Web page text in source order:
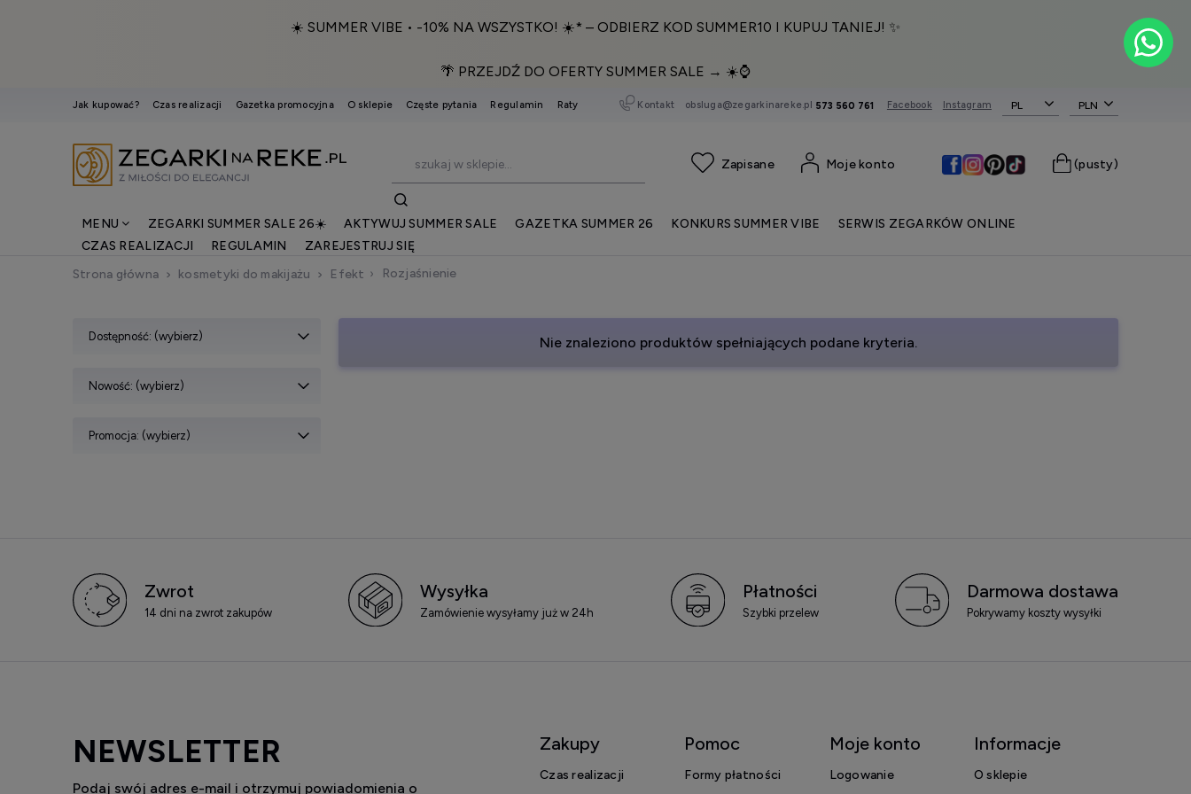
☀️ SUMMER VIBE • -10% NA WSZYSTKO! ☀️* – ODBIERZ KOD SUMMER10 I KUPUJ TANIEJ! ✨
🌴 PRZEJDŹ DO OFERTY SUMMER SALE → ☀️⌚️
Jak kupować? Czas realizacji Gazetka promocyjna O sklepie Częste pytania Regulamin Raty Kontakt obsluga@zegarkinareke.pl 573 560 761 Facebook Instagram PL
(pusty)
Moje konto
MENU ZEGARKI SUMMER SALE 26☀️ AKTYWUJ SUMMER SALE GAZETKA SUMMER 26 KONKURS SUMMER VIBE
SERWIS ZEGARKÓW ONLINE
CZAS REALIZACJI
REGULAMIN
ZAREJESTRUJ SIĘ
Strona główna
kosmetyki do makijażu Efekt Rozjaśnienie
Dostępność: (wybierz)
Nowość: (wybierz)
Promocja: (wybierz)
Nie znaleziono produktów spełniających podane kryteria.
Zwrot
14 dni na zwrot zakupów
Wysyłka
Zamówienie wysyłamy już w 24h
Płatności
Szybki przelew
Darmowa dostawa
Pokrywamy koszty wysyłki
NEWSLETTER
Podaj swój adres e-mail i otrzymuj powiadomienia o
Zakupy
Czas realizacji
Pomoc
Formy płatności
Moje konto
Logowanie
Informacje
O sklepie